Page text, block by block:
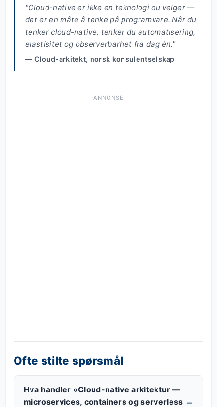
"Cloud-native er ikke en teknologi du velger —
det er en måte å tenke på programvare. Når du
tenker cloud-native, tenker du automatisering,
elastisitet og observerbarhet fra dag én."
— Cloud-arkitekt, norsk konsulentselskap
ANNONSE
Ofte stilte spørsmål
Hva handler «Cloud-native arkitektur —
microservices, containers og serverless